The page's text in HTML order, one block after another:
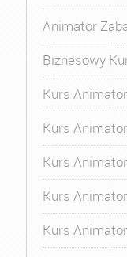
Animator
Biznesowy
Kurs
Kurs
Kurs
Kurs
Kurs